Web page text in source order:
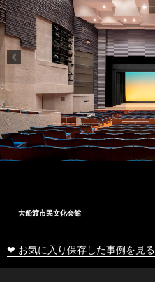
大船渡市民文化会館
❤ お気に入り保存した事例を見る